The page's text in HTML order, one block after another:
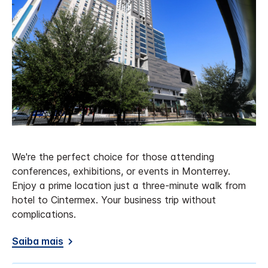
We're the perfect choice for those attending
conferences, exhibitions, or events in Monterrey.
Enjoy a prime location just a three-minute walk from
hotel to Cintermex. Your business trip without
complications.
Saiba mais